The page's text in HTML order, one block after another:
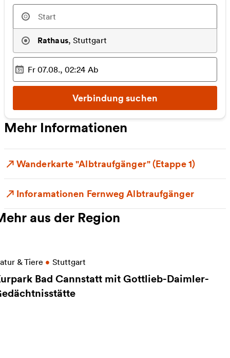
Rathaus, Stuttgart
Ausgewählter Zeitpunkt
Fr 07.08., 02:24 Ab
Verbindung suchen
Mehr Informationen
Wanderkarte "Albtraufgänger" (Etappe 1)
Inforamationen Fernweg Albtraufgänger
aus der Region
& Tiere • Stuttgart
Bad Cannstatt mit Gottlieb-Daimler-
Informationen zu Kurpark Bad Cannstatt